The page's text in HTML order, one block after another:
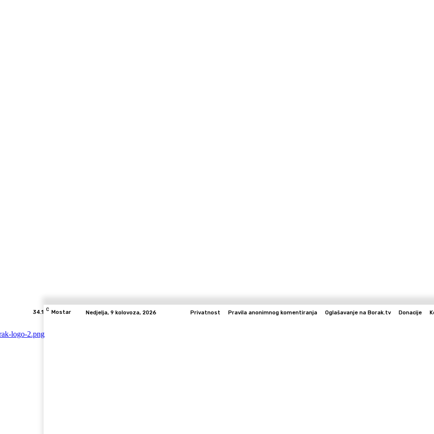
34.1 C Mostar Nedjelja, 9 kolovoza, 2026 Privatnost Pravila anonimnog komentiranja Oglašavanje na Borak.tv Donacije